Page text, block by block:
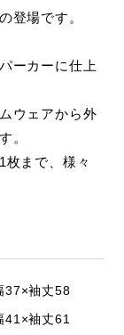
登場です。
ーカーに仕上
ウェアから外
。
枚まで、様々
37×袖丈58
41×袖丈61